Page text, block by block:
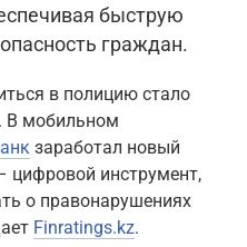
быструю
граждан.
в полицию стало
В мобильном
заработал новый
цифровой инструмент,
о правонарушениях
Finratings.kz.